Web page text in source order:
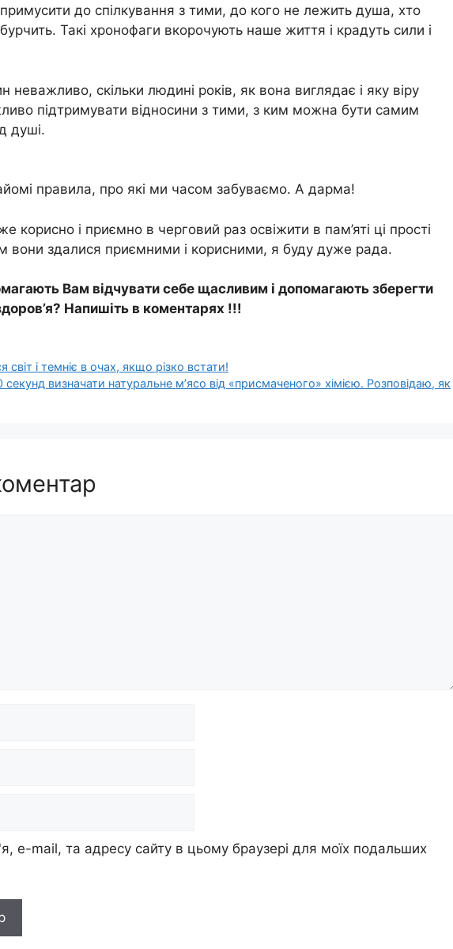
до спілкування з тими, до кого не лежить душа, хто
Такі хронофаги вкорочують наше життя і крадуть сили і
неважливо, скільки людині років, як вона виглядає і яку віру
підтримувати відносини з тими, з ким можна бути самим
душі.
правила, про які ми часом забуваємо. А дарма!
корисно і приємно в черговий раз освіжити в пам’яті ці прості
вони здалися приємними і корисними, я буду дуже рада.
Вам відчувати себе щасливим і допомагають зберегти
Напишіть в коментарях !!!
світ і темніє в очах, якщо різко встати!
секунд визначати натуральне м’ясо від «присмаченого» хімією. Розповідаю, як
e-mail, та адресу сайту в цьому браузері для моїх подальших